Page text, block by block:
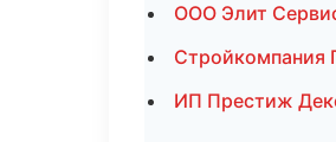
ООО Элит
Стройкомпания
ИП Престиж